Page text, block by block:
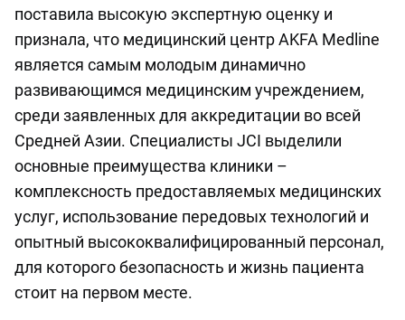
поставила высокую экспертную оценку и
признала, что медицинский центр AKFA Medline
является самым молодым динамично
развивающимся медицинским учреждением,
среди заявленных для аккредитации во всей
Средней Азии. Специалисты JCI выделили
основные преимущества клиники –
комплексность предоставляемых медицинских
услуг, использование передовых технологий и
опытный высококвалифицированный персонал,
для которого безопасность и жизнь пациента
стоит на первом месте.